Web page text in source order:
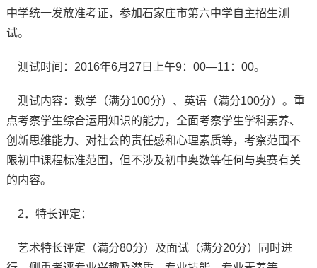
中学统一发放准考证，参加石家庄市第六中学自主招生测
试。
测试时间：2016年6月27日上午9：00—11：00。
测试内容：数学（满分100分）、英语（满分100分）。重
点考察学生综合运用知识的能力，全面考察学生学科素养、
创新思维能力、对社会的责任感和心理素质等，考察范围不
限初中课程标准范围，但不涉及初中奥数等任何与奥赛有关
的内容。
2．特长评定：
艺术特长评定（满分80分）及面试（满分20分）同时进